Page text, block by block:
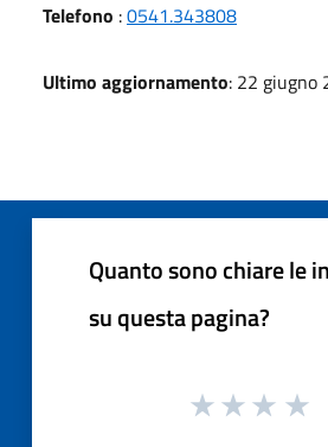
Telefono :0541.343808
Ultimo aggiornamento: 22 giugno
Quanto sono chiare le
su questa pagina?